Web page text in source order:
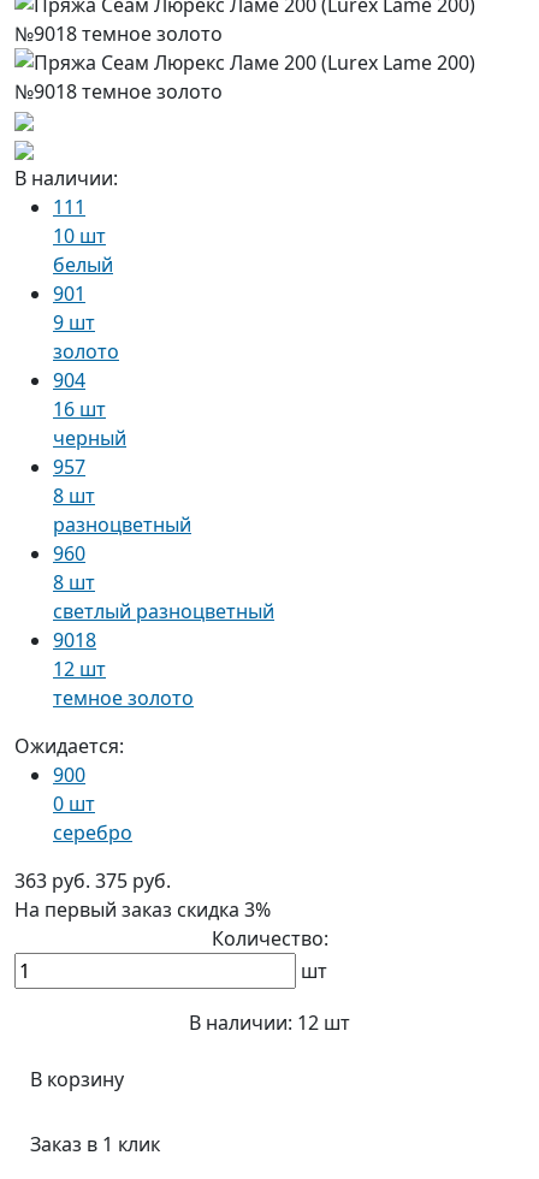
В наличии:
111
10 шт
белый
901
9 шт
золото
904
16 шт
черный
957
8 шт
разноцветный
960
8 шт
светлый разноцветный
9018
12 шт
темное золото
Ожидается:
900
0 шт
серебро
363 руб. 375 руб.
На первый заказ скидка 3%
Количество:
шт
В наличии: 12 шт
В корзину
Заказ в 1 клик